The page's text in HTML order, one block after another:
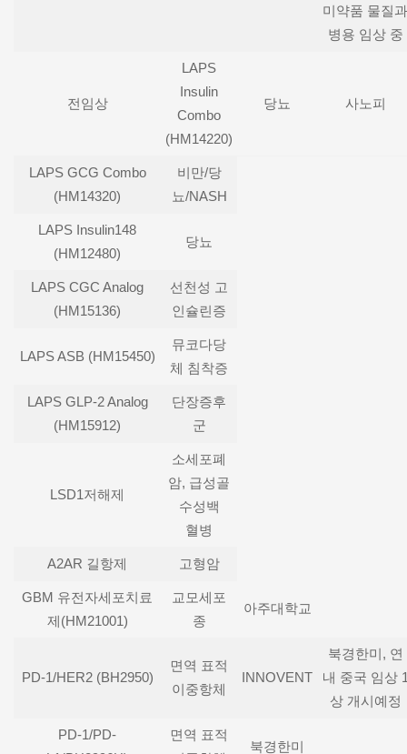
미약품 물질과
병용 임상 중
전임상
LAPS
Insulin
Combo
(HM14220)
당뇨 사노피
LAPS GCG Combo
(HM14320)
비만/당
뇨/NASH
LAPS Insulin148
(HM12480)
당뇨
LAPS CGC Analog
(HM15136)
선천성 고
인슐린증
LAPS ASB (HM15450)
뮤코다당
체 침착증
LAPS GLP-2 Analog
(HM15912)
단장증후
군
LSD1저해제
소세포폐
암, 급성골
수성백
혈병
A2AR 길항제 고형암
GBM 유전자세포치료
제(HM21001)
교모세포
종
아주대학교
PD-1/HER2 (BH2950)
면역 표적
이중항체
INNOVENT
북경한미, 연
내 중국 임상
상 개시예정
PD-1/PD-
면역 표적
북경한미